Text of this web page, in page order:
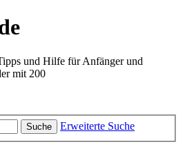
und Hilfe für Anfänger und
mit 200
Suche Erweiterte Suche